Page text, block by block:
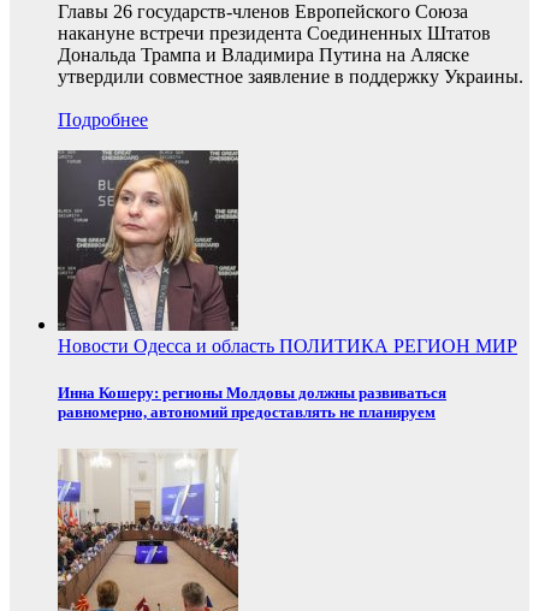
Главы 26 государств-членов Европейского Союза
накануне встречи президента Соединенных Штатов
Дональда Трампа и Владимира Путина на Аляске
утвердили совместное заявление в поддержку Украины.
Подробнее
Новости Одесса и область ПОЛИТИКА РЕГИОН МИР
Инна Кошеру: регионы Молдовы должны развиваться
равномерно, автономий предоставлять не планируем